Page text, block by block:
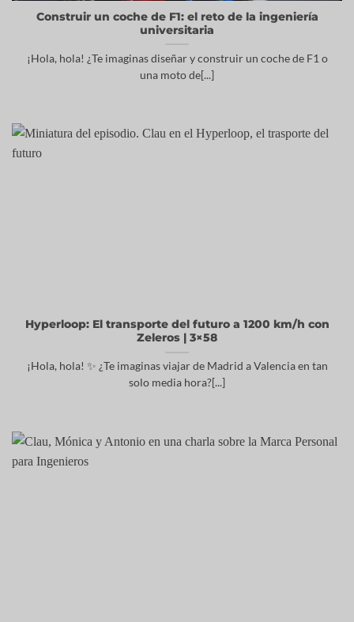
Construir un coche de F1: el reto de la ingeniería
universitaria
¡Hola, hola! ¿Te imaginas diseñar y construir un coche de F1 o
una moto de[...]
Hyperloop: El transporte del futuro a 1200 km/h con
Zeleros | 3×58
¡Hola, hola! ✨ ¿Te imaginas viajar de Madrid a Valencia en tan
solo media hora?[...]